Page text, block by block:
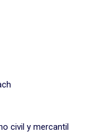
civil y mercantil